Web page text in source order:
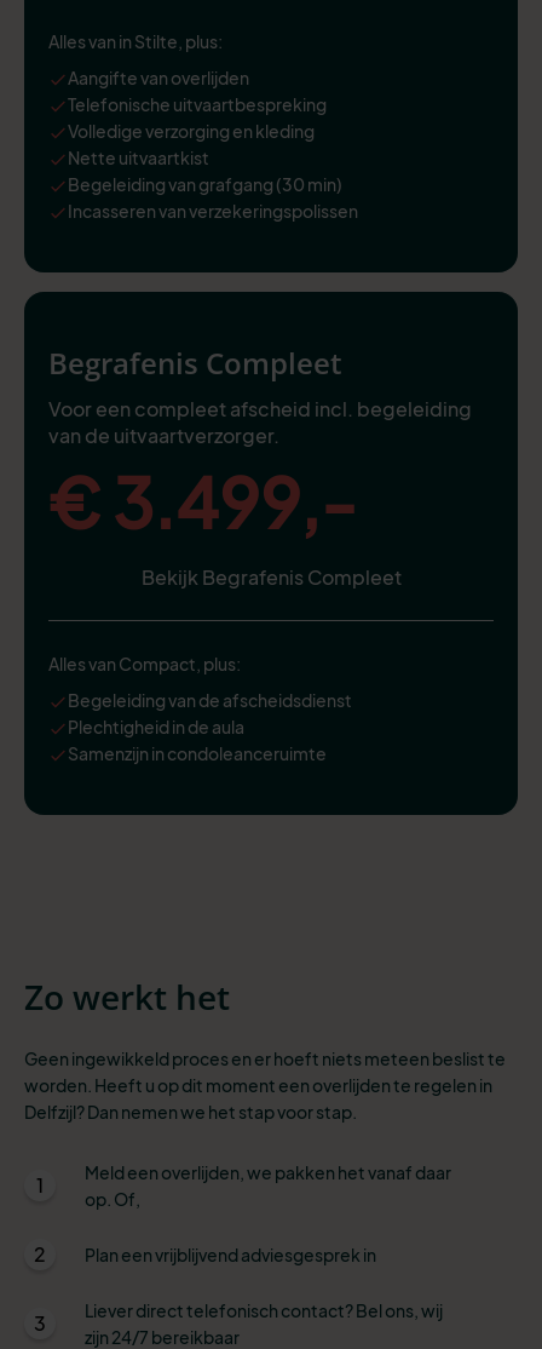
Alles van in Stilte, plus:
Aangifte van overlijden
Telefonische uitvaartbespreking
Volledige verzorging en kleding
Nette uitvaartkist
Begeleiding van grafgang (30 min)
Incasseren van verzekeringspolissen
Begrafenis Compleet
Voor een compleet afscheid incl. begeleiding
van de uitvaartverzorger.
€ 3.499,-
Bekijk Begrafenis Compleet
Alles van Compact, plus:
Begeleiding van de afscheidsdienst
Plechtigheid in de aula
Samenzijn in condoleanceruimte
Zo werkt het
Geen ingewikkeld proces en er hoeft niets meteen beslist te
worden. Heeft u op dit moment een overlijden te regelen in
Delfzijl? Dan nemen we het stap voor stap.
1
Meld een overlijden, we pakken het vanaf daar
op. Of,
2 Plan een vrijblijvend adviesgesprek in
3
Liever direct telefonisch contact? Bel ons, wij
zijn 24/7 bereikbaar